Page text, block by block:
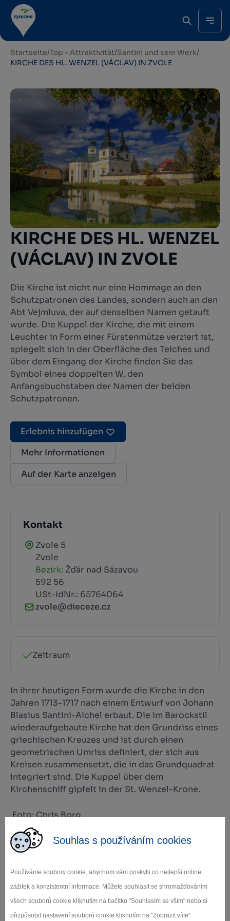
Souhlas s používáním cookies
Používáme soubory cookie, abychom vám poskytli co nejlepší online
zážitek a konzistentní informace. Můžete souhlasit se shromažďováním
všech souborů cookie kliknutím na tlačítko "Souhlasím se vším" nebo si
přizpůsobit nastavení souborů cookie kliknutím na "Zobrazit více".
Startseite/Top - Attraktivität/Santini und sein Werk/
KIRCHE DES HL. WENZEL (VÁCLAV) IN ZVOLE
KIRCHE DES HL. WENZEL
(VÁCLAV) IN ZVOLE
Die Kirche ist nicht nur eine Hommage an den
Schutzpatronen des Landes, sondern auch an den
Abt Vejmluva, der auf denselben Namen getauft
wurde. Die Kuppel der Kirche, die mit einem
Leuchter in Form einer Fürstenmütze verziert ist,
spiegelt sich in der Oberfläche des Teiches und
über dem Eingang der Kirche finden Sie das
Symbol eines doppelten W, den
Anfangsbuchstaben der Namen der beiden
Schutzpatronen.
Erlebnis hinzufügen
Mehr Informationen
Auf der Karte anzeigen
Kontakt
Zvole 5
Zvole
Bezirk: Žďár nad Sázavou
592 56
USt-IdNr.: 65764064
zvole@dieceze.cz
Zeitraum
In ihrer heutigen Form wurde die Kirche in den
Jahren 1713-1717 nach einem Entwurf von Johann
Blasius Santini-Aichel erbaut. Die im Barockstil
wiederaufgebaute Kirche hat den Grundriss eines
griechischen Kreuzes und ist durch einen
geometrischen Umriss definiert, der sich aus
Kreisen zusammensetzt, die in das Grundquadrat
integriert sind. Die Kuppel über dem
Kirchenschiff gipfelt in der St. Wenzel-Krone.
Foto: Chris Borg
+
−